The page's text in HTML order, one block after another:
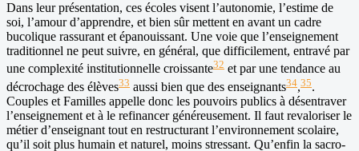
Dans leur présentation, ces écoles visent l’autonomie, l’estime de
soi, l’amour d’apprendre, et bien sûr mettent en avant un cadre
bucolique rassurant et épanouissant. Une voie que l’enseignement
traditionnel ne peut suivre, en général, que difficilement, entravé par
une complexité institutionnelle croissante32 et par une tendance au
décrochage des élèves33 aussi bien que des enseignants34,35.
Couples et Familles appelle donc les pouvoirs publics à désentraver
l’enseignement et à le refinancer généreusement. Il faut revaloriser le
métier d’enseignant tout en restructurant l’environnement scolaire,
qu’il soit plus humain et naturel, moins stressant. Qu’enfin la sacro-